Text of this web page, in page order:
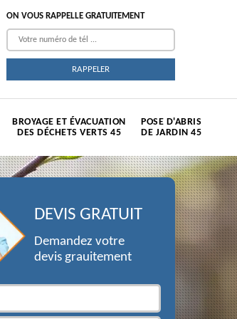
ON VOUS RAPPELLE GRATUITEMENT
BROYAGE ET ÉVACUATION
DES DÉCHETS VERTS 45
POSE D'ABRIS
DE JARDIN 45
DEVIS GRATUIT
Demandez votre
devis grauitement